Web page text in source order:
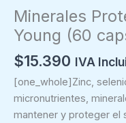
Minerales
Young (60
$15.390 IVA
[one_whole]Zinc,
micronutrientes,
mantener y proteger el